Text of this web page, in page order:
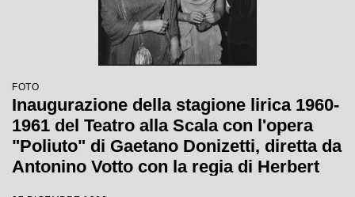
FOTO
Inaugurazione della stagione lirica 1960-
1961 del Teatro alla Scala con l'opera
"Poliuto" di Gaetano Donizetti, diretta da
Antonino Votto con la regia di Herbert